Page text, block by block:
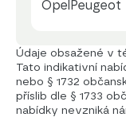
Opel Peugeot
Údaje obsažené v
Tato indikativní
nebo § 1732
příslib dle § 1733
nabídky nevzniká